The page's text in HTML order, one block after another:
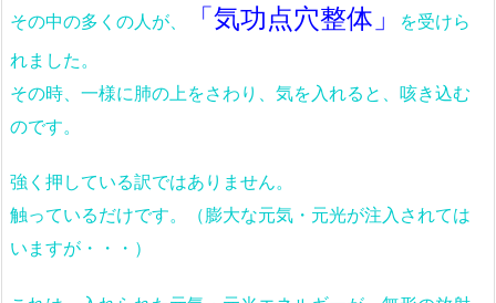
その中の多くの人が、 「気功点穴整体」
を受けら
れました。
その時、一様に肺の上をさわり、気を入れると、咳き込む
のです。
強く押している訳ではありません。
触っているだけです。（膨大な元気・元光が注入されては
いますが・・・）